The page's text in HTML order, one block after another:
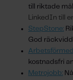
till riktade
LinkedIn till
StepStone:
God
kostnadsfri
Metrojobb: